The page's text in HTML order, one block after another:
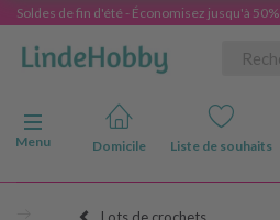
Soldes de fin d'été - Économisez jusqu'à 50%
Basculer la navigation
Menu
Domicile Liste de souhaits
Lots de crochets